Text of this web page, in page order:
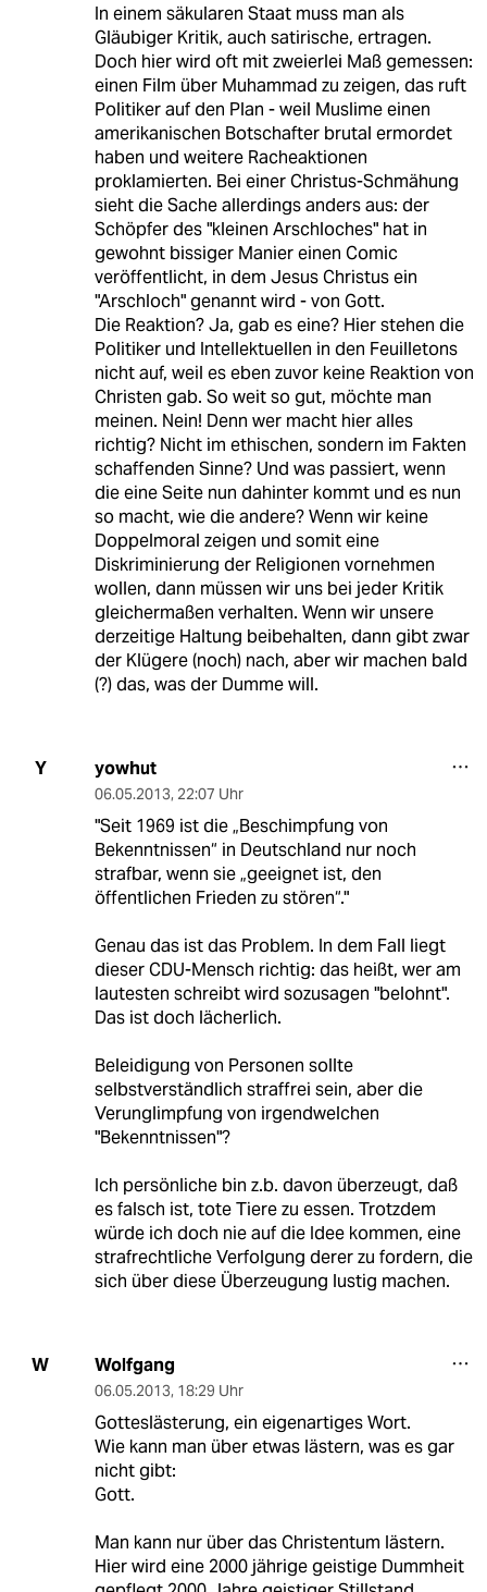
In einem säkularen Staat muss man als
Gläubiger Kritik, auch satirische, ertragen.
Doch hier wird oft mit zweierlei Maß gemessen:
einen Film über Muhammad zu zeigen, das ruft
Politiker auf den Plan - weil Muslime einen
amerikanischen Botschafter brutal ermordet
haben und weitere Racheaktionen
proklamierten. Bei einer Christus-Schmähung
sieht die Sache allerdings anders aus: der
Schöpfer des "kleinen Arschloches" hat in
gewohnt bissiger Manier einen Comic
veröffentlicht, in dem Jesus Christus ein
"Arschloch" genannt wird - von Gott.
Die Reaktion? Ja, gab es eine? Hier stehen die
Politiker und Intellektuellen in den Feuilletons
nicht auf, weil es eben zuvor keine Reaktion von
Christen gab. So weit so gut, möchte man
meinen. Nein! Denn wer macht hier alles
richtig? Nicht im ethischen, sondern im Fakten
schaffenden Sinne? Und was passiert, wenn
die eine Seite nun dahinter kommt und es nun
so macht, wie die andere? Wenn wir keine
Doppelmoral zeigen und somit eine
Diskriminierung der Religionen vornehmen
wollen, dann müssen wir uns bei jeder Kritik
gleichermaßen verhalten. Wenn wir unsere
derzeitige Haltung beibehalten, dann gibt zwar
der Klügere (noch) nach, aber wir machen bald
(?) das, was der Dumme will.
Y yowhut
06.05.2013, 22:07 Uhr
"Seit 1969 ist die „Beschimpfung von
Bekenntnissen“ in Deutschland nur noch
strafbar, wenn sie „geeignet ist, den
öffentlichen Frieden zu stören“."
Genau das ist das Problem. In dem Fall liegt
dieser CDU-Mensch richtig: das heißt, wer am
lautesten schreibt wird sozusagen "belohnt".
Das ist doch lächerlich.
Beleidigung von Personen sollte
selbstverständlich straffrei sein, aber die
Verunglimpfung von irgendwelchen
"Bekenntnissen"?
Ich persönliche bin z.b. davon überzeugt, daß
es falsch ist, tote Tiere zu essen. Trotzdem
würde ich doch nie auf die Idee kommen, eine
strafrechtliche Verfolgung derer zu fordern, die
sich über diese Überzeugung lustig machen.
W Wolfgang
06.05.2013, 18:29 Uhr
Gotteslästerung, ein eigenartiges Wort.
Wie kann man über etwas lästern, was es gar
nicht gibt:
Gott.
Man kann nur über das Christentum lästern.
Hier wird eine 2000 jährige geistige Dummheit